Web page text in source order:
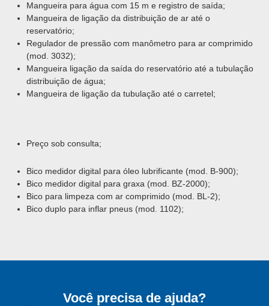
Mangueira para água com 15 m e registro de saída;
Mangueira de ligação da distribuição de ar até o
reservatório;
Regulador de pressão com manômetro para ar comprimido
(mod. 3032);
Mangueira ligação da saída do reservatório até a tubulação
distribuição de água;
Mangueira de ligação da tubulação até o carretel;
Preço sob consulta;
Bico medidor digital para óleo lubrificante (mod. B-900);
Bico medidor digital para graxa (mod. BZ-2000);
Bico para limpeza com ar comprimido (mod. BL-2);
Bico duplo para inflar pneus (mod. 1102);
Você precisa de ajuda?